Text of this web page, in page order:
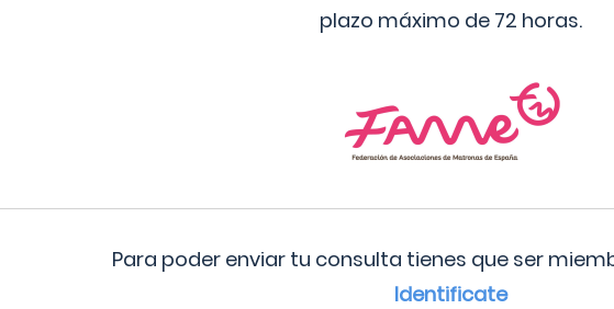
plazo máximo de 72 horas.
Para poder enviar tu consulta tienes que ser
Identificate